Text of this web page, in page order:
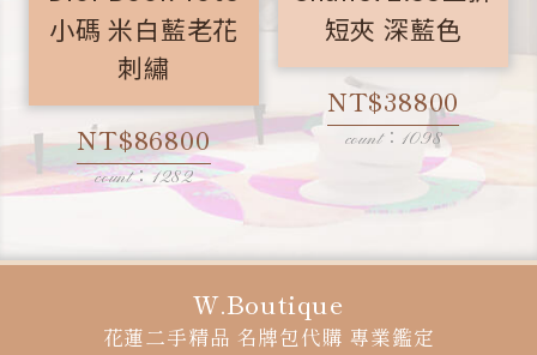
小碼 米白藍老花
刺繡
NT$86800
count：1282
短夾 深藍色
NT$38800
count：1098
W.Boutique
花蓮二手精品 名牌包代購 專業鑑定